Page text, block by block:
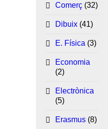
Comerç(32)
Dibuix(41)
E. Física (3)
Economia
(2)
Electrònica
(5)
Erasmus(8)